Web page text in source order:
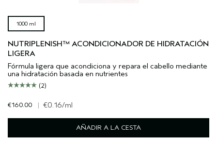
1000 ml
NUTRIPLENISH™ ACONDICIONADOR DE HIDRATACIÓN
LIGERA
Fórmula ligera que acondiciona y repara el cabello mediante
una hidratación basada en nutrientes
(2)
€160.00 | €0.16/ml
AÑADIR A LA CESTA